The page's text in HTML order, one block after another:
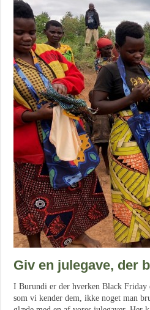
Giv en julegave, der
I Burundi er der hverken Black Friday
som vi kender dem, ikke noget man